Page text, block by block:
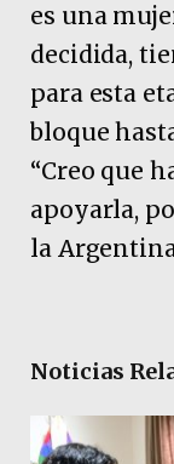
es una
decidida,
para esta
bloque
“Creo que
apoyarla,
la
Noticias